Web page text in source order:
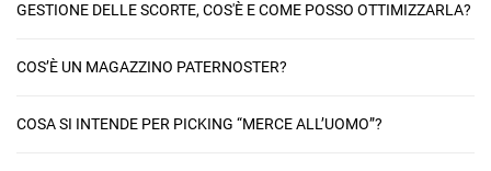
GESTIONE DELLE SCORTE, COS'È E COME POSSO OTTIMIZZARLA?
COS’È UN MAGAZZINO PATERNOSTER?
COSA SI INTENDE PER PICKING “MERCE ALL’UOMO”?